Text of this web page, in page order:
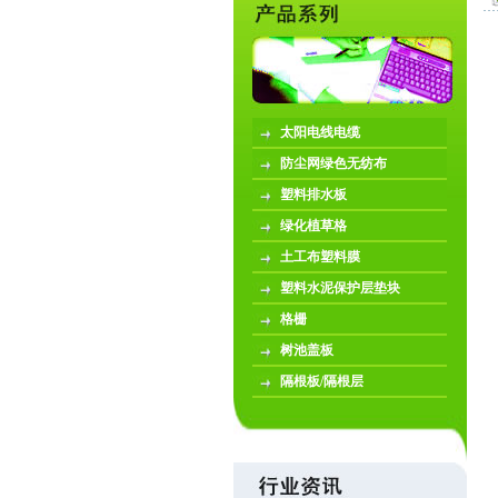
太阳电线电缆
防尘网绿色无纺布
塑料排水板
绿化植草格
土工布塑料膜
塑料水泥保护层垫块
格栅
树池盖板
隔根板/隔根层